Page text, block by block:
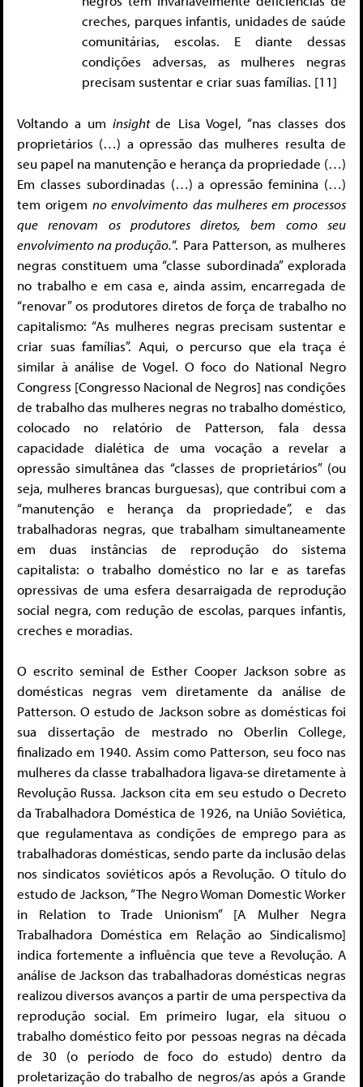
creches, parques infantis, unidades de saúde
comunitárias, escolas. E diante dessas
condições adversas, as mulheres negras
precisam sustentar e criar suas famílias. [11]
Voltando a uminsightde Lisa Vogel, “nas classes dos
proprietários (…) a opressão das mulheres resulta de
seu papel na manutenção e herança da propriedade (…)
Em classes subordinadas (…) a opressão feminina (…)
tem origemno envolvimento das mulheres em processos
que renovam os produtores diretos, bem como seu
envolvimento na produção.“. Para Patterson, as mulheres
negras constituem uma “classe subordinada” explorada
no trabalho e em casa e, ainda assim, encarregada de
“renovar” os produtores diretos de força de trabalho no
capitalismo: “As mulheres negras precisam sustentar e
criar suas famílias”. Aqui, o percurso que ela traça é
similar à análise de Vogel. O foco do National Negro
Congress [Congresso Nacional de Negros] nas condições
de trabalho das mulheres negras no trabalho doméstico,
colocado no relatório de Patterson, fala dessa
capacidade dialética de uma vocação a revelar a
opressão simultânea das “classes de proprietários” (ou
seja, mulheres brancas burguesas), que contribui com a
“manutenção e herança da propriedade”, e das
trabalhadoras negras, que trabalham simultaneamente
em duas instâncias de reprodução do sistema
capitalista: o trabalho doméstico no lar e as tarefas
opressivas de uma esfera desarraigada de reprodução
social negra, com redução de escolas, parques infantis,
creches e moradias.
O escrito seminal de Esther Cooper Jackson sobre as
domésticas negras vem diretamente da análise de
Patterson. O estudo de Jackson sobre as domésticas foi
sua dissertação de mestrado no Oberlin College,
finalizado em 1940. Assim como Patterson, seu foco nas
mulheres da classe trabalhadora ligava-se diretamente à
Revolução Russa. Jackson cita em seu estudo o Decreto
da Trabalhadora Doméstica de 1926, na União Soviética,
que regulamentava as condições de emprego para as
trabalhadoras domésticas, sendo parte da inclusão delas
nos sindicatos soviéticos após a Revolução. O título do
estudo de Jackson, “The Negro Woman Domestic Worker
in Relation to Trade Unionism” [A Mulher Negra
Trabalhadora Doméstica em Relação ao Sindicalismo]
indica fortemente a influência que teve a Revolução. A
análise de Jackson das trabalhadoras domésticas negras
realizou diversos avanços a partir de uma perspectiva da
reprodução social. Em primeiro lugar, ela situou o
trabalho doméstico feito por pessoas negras na década
de 30 (o período de foco do estudo) dentro da
proletarização do trabalho de negros/as após a Grande